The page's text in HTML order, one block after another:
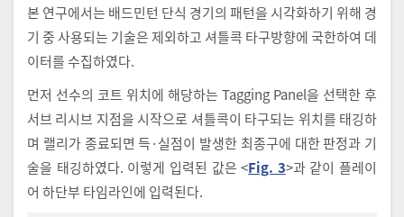
본 연구에서는 배드민턴 단식 경기의 패턴을 시각화하기 위해 경
기 중 사용되는 기술은 제외하고 셔틀콕 타구방향에 국한하여 데
이터를 수집하였다.
먼저 선수의 코트 위치에 해당하는 Tagging Panel을 선택한 후
서브 리시브 지점을 시작으로 셔틀콕이 타구되는 위치를 태깅하
며 랠리가 종료되면 득·실점이 발생한 최종구에 대한 판정과 기
술을 태깅하였다. 이렇게 입력된 값은 <Fig. 3>과 같이 플레이
어 하단부 타임라인에 입력된다.